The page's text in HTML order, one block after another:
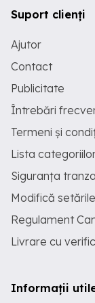
Suport clienți
Ajutor
Contact
Publicitate
Întrebări
Termeni și
Lista
Siguranța
Modifică
Regulament
Livrare cu
Informații